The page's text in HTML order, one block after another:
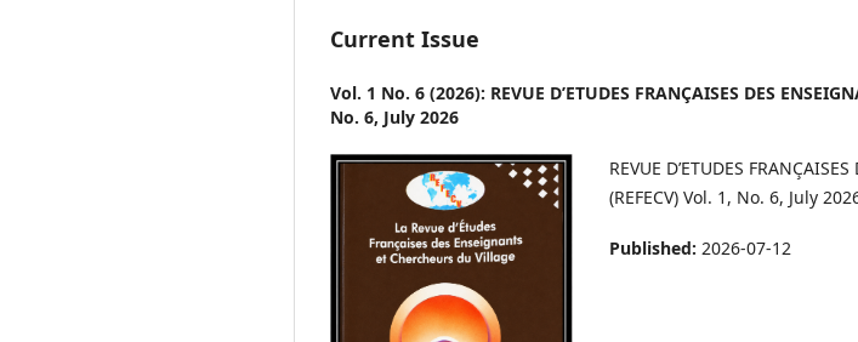
Current Issue
Vol. 1 No. 6 (2026): REVUE D’ETUDES FRANÇAISES DES
No. 6, July 2026
REVUE D’ETUDES
(REFECV) Vol. 1, No. 6, July
Published: 2026-07-12